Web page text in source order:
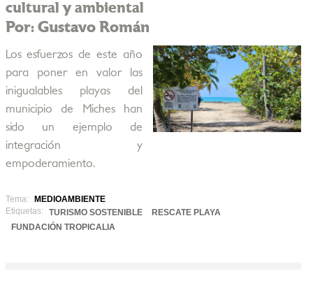
cultural y ambiental
Por: Gustavo Román
Los esfuerzos de este año
para poner en valor las
inigualables playas del
municipio de Miches han
sido un ejemplo de
integración y
empoderamiento.
Tema:
MEDIOAMBIENTE
Etiquetas:
TURISMO SOSTENIBLE
RESCATE PLAYA
FUNDACIÓN TROPICALIA